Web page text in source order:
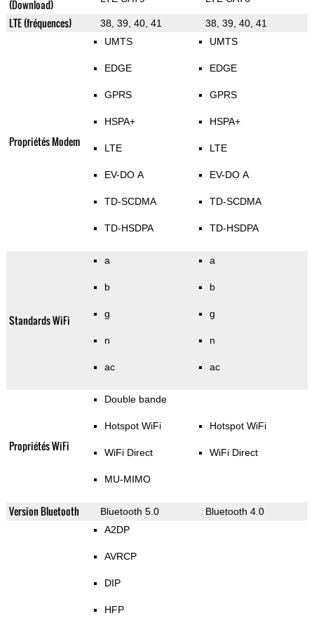
(Download)
LTE (fréquences) 38, 39, 40, 41 38, 39, 40, 41
Propriétés Modem
UMTS
EDGE
GPRS
HSPA+
LTE
EV-DO A
TD-SCDMA
TD-HSDPA
UMTS
EDGE
GPRS
HSPA+
LTE
EV-DO A
TD-SCDMA
TD-HSDPA
Standards WiFi
a
b
g
n
ac
a
b
g
n
ac
Propriétés WiFi
Double bande
Hotspot WiFi
WiFi Direct
MU-MIMO
Hotspot WiFi
WiFi Direct
Version Bluetooth Bluetooth 5.0 Bluetooth 4.0
A2DP
AVRCP
DIP
HFP